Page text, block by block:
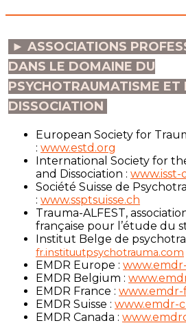
► ASSOCIATIONS
DANS LE DOMAINE DU
PSYCHOTRAUMATISME ET
DISSOCIATION
European Society for
: www.estd.org
International Society for
and Dissociation : www.isst-
Société Suisse de
: www.ssptsuisse.ch
Trauma-ALFEST,
française pour l’étude du
Institut Belge de
fr.instituutpsychotrauma.com
EMDR Europe :
EMDR Belgium :
EMDR France : www.emdr-
EMDR Suisse : www.emdr-
EMDR Canada :